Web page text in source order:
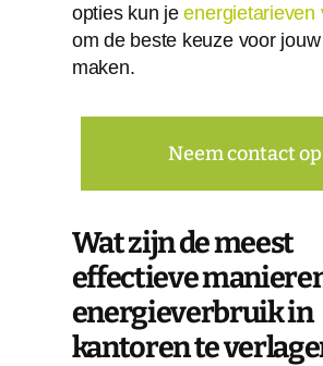
opties kun jeenergietarieven
om de beste keuze voor
maken.
Neem contact op
Wat zijn de meest
effectieve
energieverbruik in
kantoren te